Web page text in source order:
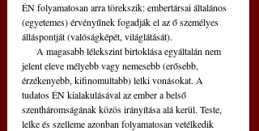
ÉN folyamatosan arra törekszik: embertársai általános
(egyetemes) érvényűnek fogadják el az ő személyes
álláspontját (valóságképét, világlátását).
jelent eleve mélyebb vagy nemesebb (erősebb,
érzékenyebb, kifinomultabb) lelki vonásokat. A
tudatos ÉN kialakulásával az ember a belső
szentháromságának közös irányítása alá kerül. Teste,
lelke és szelleme azonban folyamatosan vetélkedik